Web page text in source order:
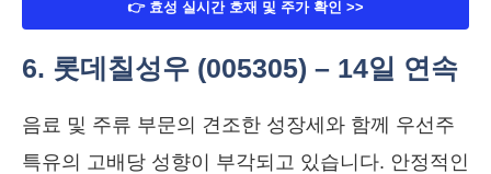
👉 효성 실시간 호재 및 주가 확인 >>
6. 롯데칠성우 (005305) – 14일 연속
음료 및 주류 부문의 견조한 성장세와 함께 우선주
특유의 고배당 성향이 부각되고 있습니다. 안정적인